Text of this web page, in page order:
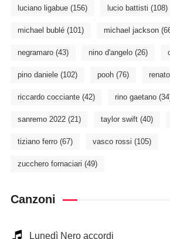
luciano ligabue(156) lucio battisti (108)
michael bublé(101) michael jackson
negramaro(43) nino d'angelo(26)
pino daniele(102) pooh(76)
riccardo cocciante(42) rino gaetano
sanremo 2022(21) taylor swift(40)
tiziano ferro(67) vasco rossi (105)
zucchero fornaciari (49)
Canzoni
Lunedì Nero accordi